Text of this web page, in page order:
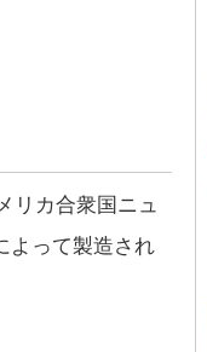
リカ合衆国ニュ
よって製造され